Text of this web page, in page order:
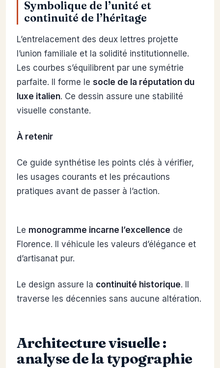
Symbolique de l’unité et
continuité de l’héritage
L’entrelacement des deux lettres projette
l’union familiale et la solidité institutionnelle.
Les courbes s’équilibrent par une symétrie
parfaite. Il forme le socle de la réputation du
luxe italien. Ce dessin assure une stabilité
visuelle constante.
À retenir
Ce guide synthétise les points clés à vérifier,
les usages courants et les précautions
pratiques avant de passer à l’action.
Le monogramme incarne l’excellence de
Florence. Il véhicule les valeurs d’élégance et
d’artisanat pur.
Le design assure la continuité historique. Il
traverse les décennies sans aucune altération.
Architecture visuelle :
analyse de la typographie